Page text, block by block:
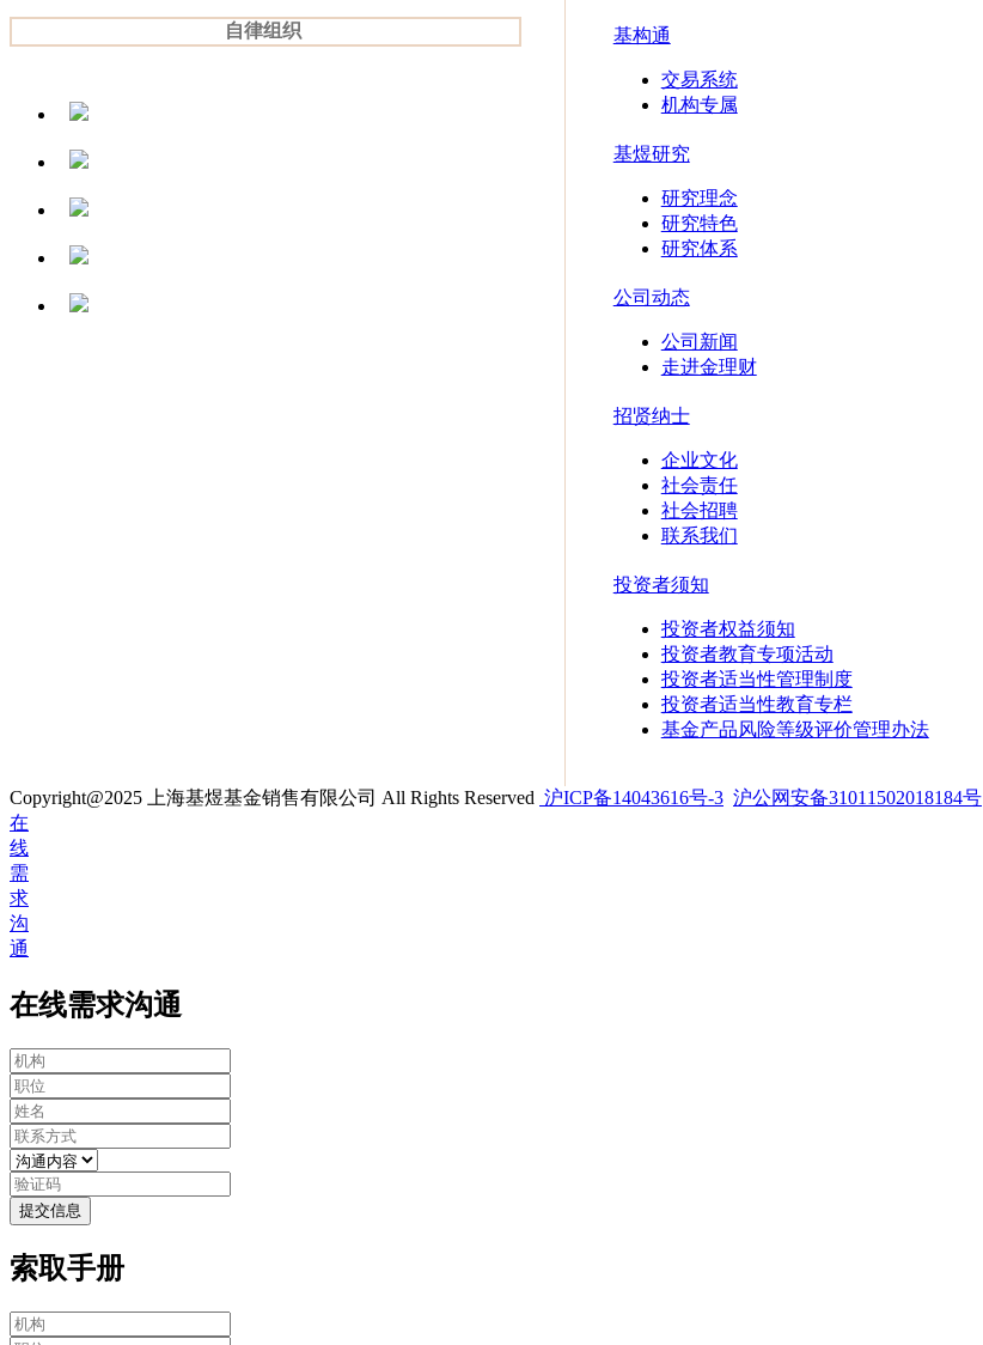
自律组织 基构通
交易系统
机构专属
基煜研究
研究理念
研究特色
研究体系
公司动态
公司新闻
走进金理财
招贤纳士
企业文化
社会责任
社会招聘
联系我们
投资者须知
投资者权益须知
投资者教育专项活动
投资者适当性管理制度
投资者适当性教育专栏
基金产品风险等级评价管理办法
Copyright@2025 上海基煜基金销售有限公司 All Rights Reserved 沪ICP备14043616号-3 沪公网安备31011502018184号
在
线
需
求
沟
通
在线需求沟通
提交信息
索取手册